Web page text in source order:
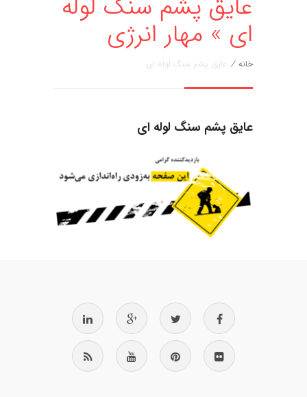
ای » مهار انرژی
خانه / عایق پشم سنگ لوله ای
عایق پشم سنگ لوله ای